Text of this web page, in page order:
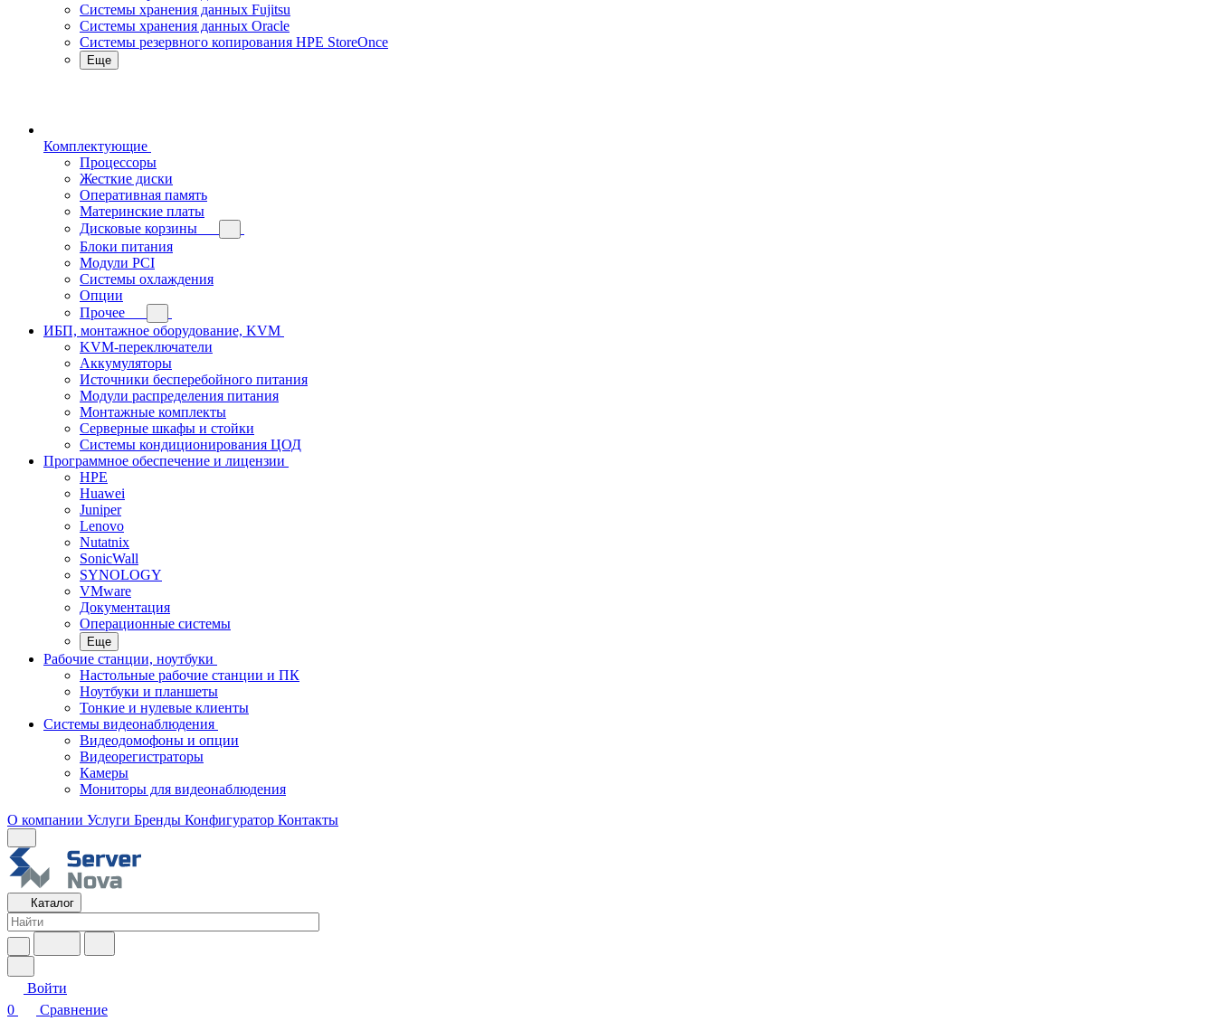
Системы хранения данных Fujitsu
Системы хранения данных Oracle
Системы резервного копирования HPE StoreOnce
Еще
Комплектующие
Процессоры
Жесткие диски
Оперативная память
Материнские платы
Дисковые корзины
Блоки питания
Модули PCI
Системы охлаждения
Опции
Прочее
ИБП, монтажное оборудование, KVM
KVM-переключатели
Аккумуляторы
Источники бесперебойного питания
Модули распределения питания
Монтажные комплекты
Серверные шкафы и стойки
Системы кондиционирования ЦОД
Программное обеспечение и лицензии
HPE
Huawei
Juniper
Lenovo
Nutatnix
SonicWall
SYNOLOGY
VMware
Документация
Операционные системы
Еще
Рабочие станции, ноутбуки
Настольные рабочие станции и ПК
Ноутбуки и планшеты
Тонкие и нулевые клиенты
Системы видеонаблюдения
Видеодомофоны и опции
Видеорегистраторы
Камеры
Мониторы для видеонаблюдения
О компании Услуги Бренды Конфигуратор Контакты
Каталог
Войти
0
Сравнение